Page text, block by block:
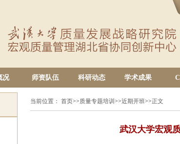
况 师资队伍 科研动态 学术成果
当前位置： 首页>>质量专题培训 >>近期开班>>正文
武汉大学宏观